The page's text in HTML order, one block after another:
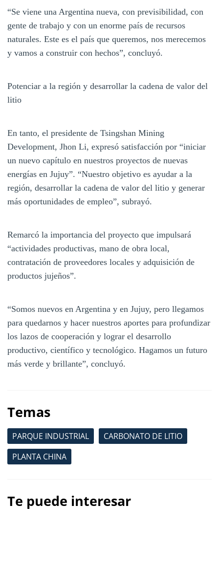
“Se viene una Argentina nueva, con previsibilidad, con
gente de trabajo y con un enorme país de recursos
naturales. Este es el país que queremos, nos merecemos
y vamos a construir con hechos”, concluyó.
Potenciar a la región y desarrollar la cadena de valor del
litio
En tanto, el presidente de Tsingshan Mining
Development, Jhon Li, expresó satisfacción por “iniciar
un nuevo capítulo en nuestros proyectos de nuevas
energías en Jujuy”. “Nuestro objetivo es ayudar a la
región, desarrollar la cadena de valor del litio y generar
más oportunidades de empleo”, subrayó.
Remarcó la importancia del proyecto que impulsará
“actividades productivas, mano de obra local,
contratación de proveedores locales y adquisición de
productos jujeños”.
“Somos nuevos en Argentina y en Jujuy, pero llegamos
para quedarnos y hacer nuestros aportes para profundizar
los lazos de cooperación y lograr el desarrollo
productivo, científico y tecnológico. Hagamos un futuro
más verde y brillante”, concluyó.
Temas
PARQUE INDUSTRIAL
CARBONATO DE LITIO
PLANTA CHINA
Te puede interesar